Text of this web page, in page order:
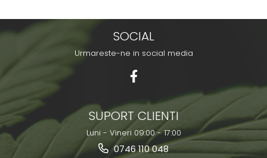
SOCIAL
Urmareste-ne in social media
SUPORT CLIENTI
Luni - Vineri 09:00 - 17:00
0746 110 048